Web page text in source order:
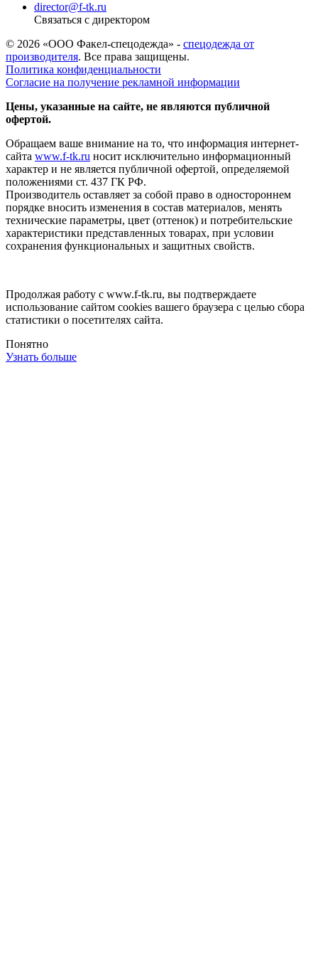
director@f-tk.ru
Связаться с директором
© 2026 «ООО Факел-спецодежда» - спецодежда от
производителя. Все права защищены.
Политика конфиденциальности
Согласие на получение рекламной информации
Цены, указанные на сайте, не являются публичной
офертой.
Обращаем ваше внимание на то, что информация интернет-
сайта www.f-tk.ru носит исключительно информационный
характер и не является публичной офертой, определяемой
положениями ст. 437 ГК РФ.
Производитель оставляет за собой право в одностороннем
порядке вносить изменения в состав материалов, менять
технические параметры, цвет (оттенок) и потребительские
характеристики представленных товарах, при условии
сохранения функциональных и защитных свойств.
Продолжая работу с www.f-tk.ru, вы подтверждаете
использование сайтом cookies вашего браузера с целью сбора
статистики о посетителях сайта.
Понятно
Узнать больше